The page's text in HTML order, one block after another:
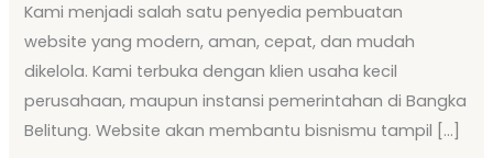
Kami menjadi salah satu penyedia pembuatan
website yang modern, aman, cepat, dan mudah
dikelola. Kami terbuka dengan klien usaha kecil
perusahaan, maupun instansi pemerintahan di Bangka
Belitung. Website akan membantu bisnismu tampil […]